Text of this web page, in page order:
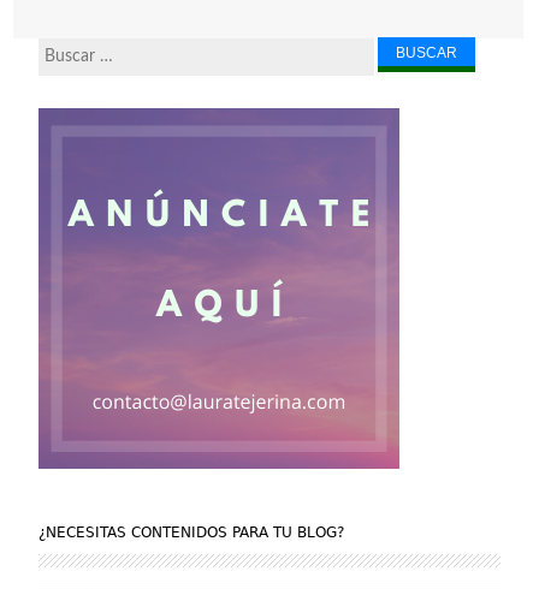
Buscar...
¿NECESITAS CONTENIDOS PARA TU BLOG?